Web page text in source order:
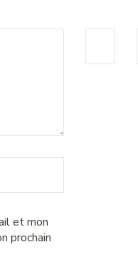
et mon
prochain